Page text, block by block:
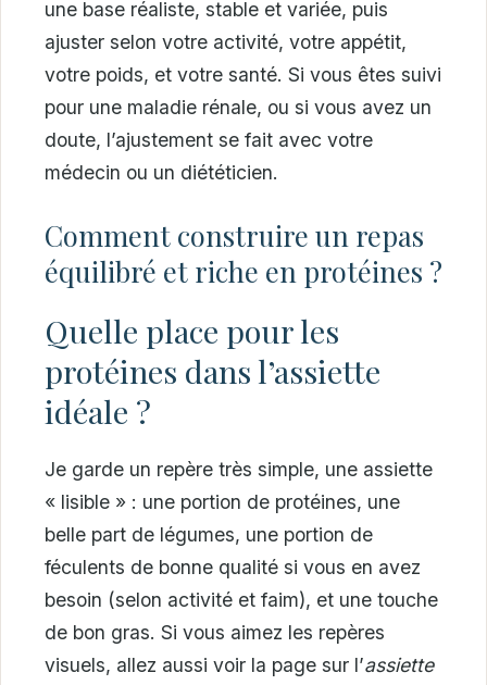
une base réaliste, stable et variée, puis
ajuster selon votre activité, votre appétit,
votre poids, et votre santé. Si vous êtes suivi
pour une maladie rénale, ou si vous avez un
doute, l’ajustement se fait avec votre
médecin ou un diététicien.
Comment construire un repas
équilibré et riche en protéines ?
Quelle place pour les
protéines dans l’assiette
idéale ?
Je garde un repère très simple, une assiette
« lisible » : une portion de protéines, une
belle part de légumes, une portion de
féculents de bonne qualité si vous en avez
besoin (selon activité et faim), et une touche
de bon gras. Si vous aimez les repères
visuels, allez aussi voir la page sur l’assiette